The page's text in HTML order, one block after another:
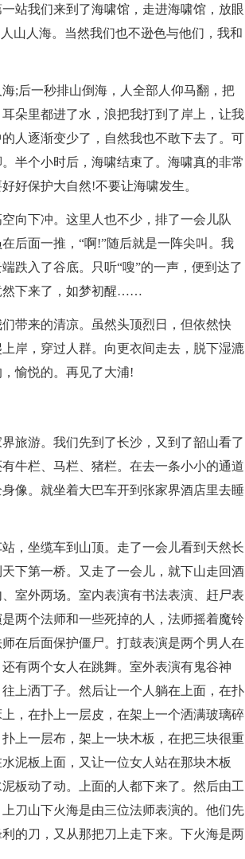
站我们来到了海啸馆，走进海啸馆，放眼
山人海。当然我们也不逊色与他们，我和
;后一秒排山倒海，人全部人仰马翻，把
朵里都进了水，浪把我打到了岸上，让我
人逐渐变少了，自然我也不敢下去了。可
半个小时后，海啸结束了。海啸真的非常
好保护大自然!不要让海啸发生。
向下冲。这里人也不少，排了一会儿队
后面一推，“啊!”随后就是一阵尖叫。我
跌入了谷底。只听“嗖”的一声，便到达了
然下来了，如梦初醒……
带来的清凉。虽然头顶烈日，但依然快
岸，穿过人群。向更衣间走去，脱下湿漉
愉悦的。再见了大浦!
旅游。我们先到了长沙，又到了韶山看了
牛栏、马栏、猪栏。在去一条小小的通道
像。就坐着大巴车开到张家界酒店里去睡
，坐缆车到山顶。走了一会儿看到天然长
下第一桥。又走了一会儿，就下山走回酒
室外两场。室内表演有书法表演、赶尸表
两个法师和一些死掉的人，法师摇着魔铃
在后面保护僵尸。打鼓表演是两个男人在
有两个女人在跳舞。室外表演有鬼谷神
上洒丁子。然后让一个人躺在上面，在扑
，在扑上一层皮，在架上一个洒满玻璃碎
上一层布，架上一块木板，在把三块很重
泥板上面，又让一位女人站在那块木板
板动了动。上面的人都下来了。然后由工
刀山下火海是由三位法师表演的。他们先
的刀，又从那把刀上走下来。下火海是两